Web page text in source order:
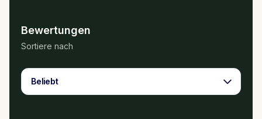
Bewertungen
Sortiere nach
Beliebt